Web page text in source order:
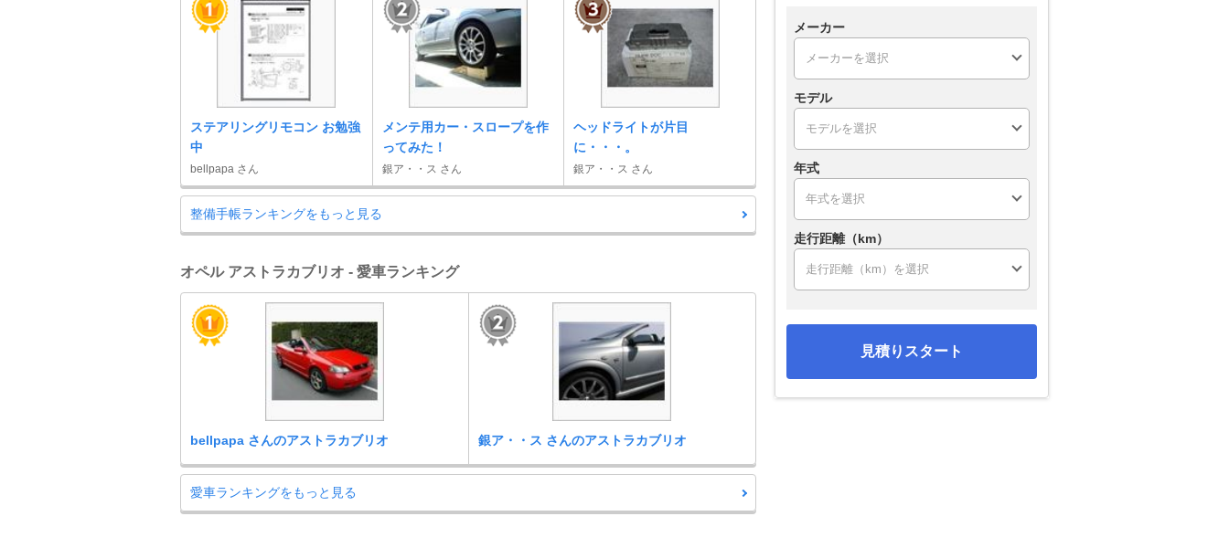
ステアリングリモコン お勉強
中
bellpapa さん
メンテ用カー・スロープを作
ってみた！
銀ア・・ス さん
ヘッドライトが片目
に・・・。
銀ア・・ス さん
整備手帳ランキングをもっと見る
オペル アストラカブリオ - 愛車ランキング
bellpapa さんのアストラカブリオ 銀ア・・ス さんのアストラカブリオ
愛車ランキングをもっと見る
メーカー
モデル
年式
走行距離（km）
見積りスタート